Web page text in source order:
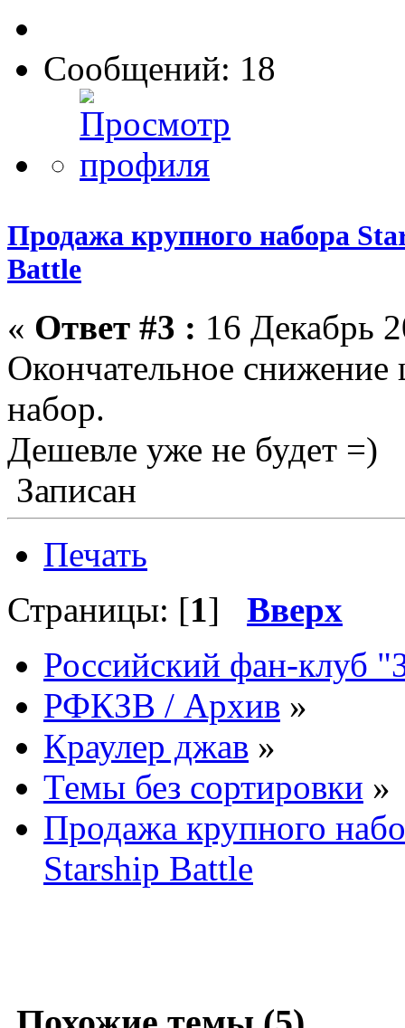
Сообщений: 18
Продажа крупного набора
Battle
« Ответ #3 : 16 Декабрь
Окончательное снижение
набор.
Дешевле уже не будет =)
Записан
Печать
Страницы: [1] Вверх
Российский фан-клуб
РФКЗВ / Архив »
Краулер джав »
Темы без сортировки »
Продажа крупного
Starship Battle